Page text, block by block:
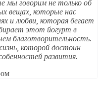
говорим не только об
вещах, которые нас
и любви, которая бегает
этот йогурт в
благотворительность.
которой достоин
развития.